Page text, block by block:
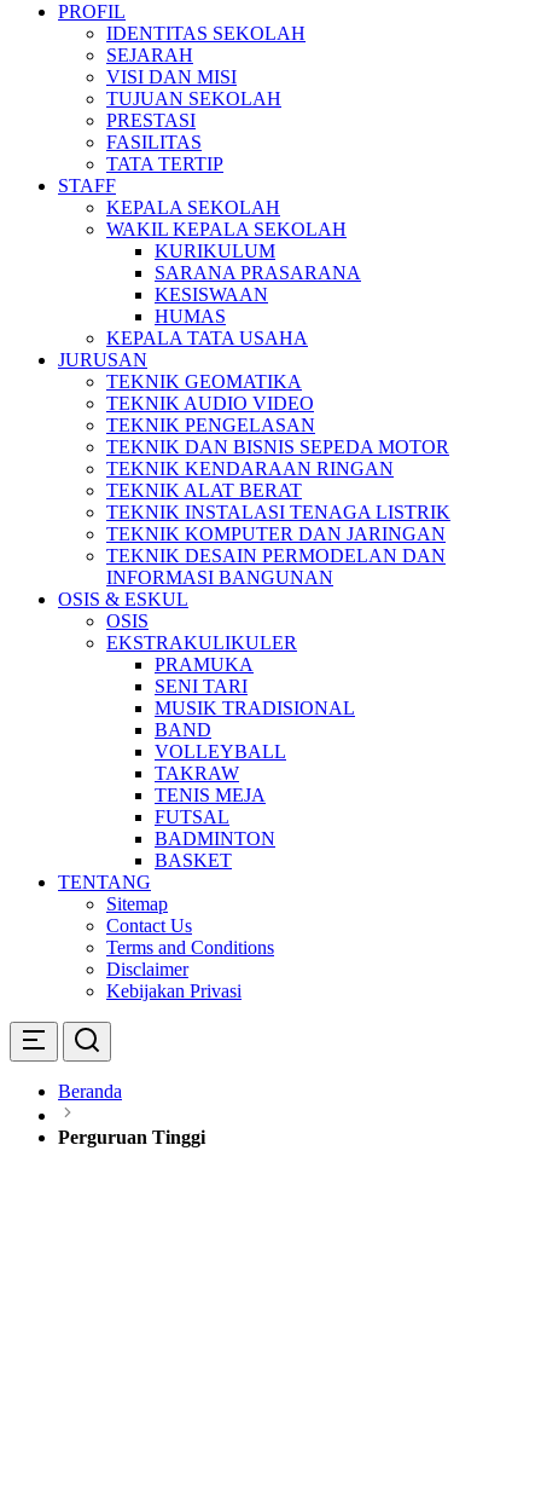
PROFIL
IDENTITAS SEKOLAH
SEJARAH
VISI DAN MISI
TUJUAN SEKOLAH
PRESTASI
FASILITAS
TATA TERTIP
STAFF
KEPALA SEKOLAH
WAKIL KEPALA SEKOLAH
KURIKULUM
SARANA PRASARANA
KESISWAAN
HUMAS
KEPALA TATA USAHA
JURUSAN
TEKNIK GEOMATIKA
TEKNIK AUDIO VIDEO
TEKNIK PENGELASAN
TEKNIK DAN BISNIS SEPEDA MOTOR
TEKNIK KENDARAAN RINGAN
TEKNIK ALAT BERAT
TEKNIK INSTALASI TENAGA LISTRIK
TEKNIK KOMPUTER DAN JARINGAN
TEKNIK DESAIN PERMODELAN DAN
INFORMASI BANGUNAN
OSIS & ESKUL
OSIS
EKSTRAKULIKULER
PRAMUKA
SENI TARI
MUSIK TRADISIONAL
BAND
VOLLEYBALL
TAKRAW
TENIS MEJA
FUTSAL
BADMINTON
BASKET
TENTANG
Sitemap
Contact Us
Terms and Conditions
Disclaimer
Kebijakan Privasi
Beranda
Perguruan Tinggi